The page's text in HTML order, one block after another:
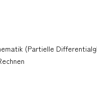
(Partielle